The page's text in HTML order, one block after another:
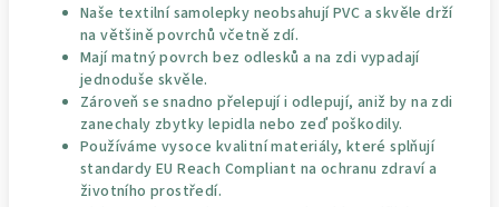
Naše textilní samolepky neobsahují PVC a skvěle drží
na většině povrchů včetně zdí.
Mají matný povrch bez odlesků a na zdi vypadají
jednoduše skvěle.
Zároveň se snadno přelepují i odlepují, aniž by na zdi
zanechaly zbytky lepidla nebo zeď poškodily.
Používáme vysoce kvalitní materiály, které splňují
standardy EU Reach Compliant na ochranu zdraví a
životního prostředí.